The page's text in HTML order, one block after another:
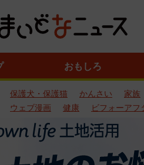
おもしろ
保護犬・保護猫 かんさい 家族
ウェブ漫画
健康 ビフォーアフ